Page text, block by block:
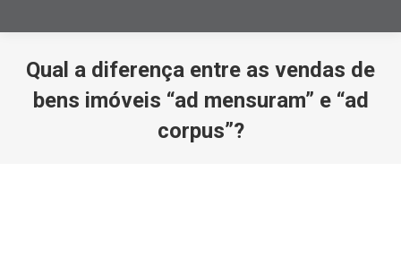
Qual a diferença entre as vendas de
bens imóveis “ad mensuram” e “ad
corpus”?